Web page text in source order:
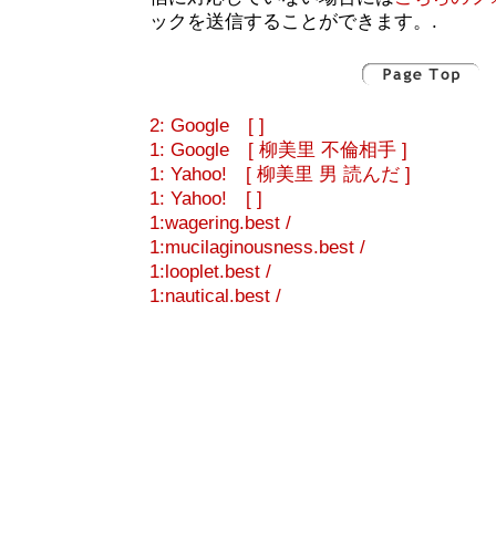
ックを送信することができます。.
2: Google [ ]
1: Google [ 柳美里 不倫相手 ]
1: Yahoo! [ 柳美里 男 読んだ ]
1: Yahoo! [ ]
1:wagering.best /
1:mucilaginousness.best /
1:looplet.best /
1:nautical.best /